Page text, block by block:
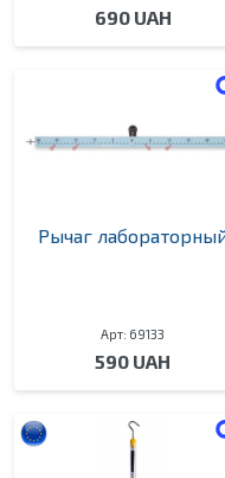
690 UAH
Рычаг
Арт: 69133
590 UAH